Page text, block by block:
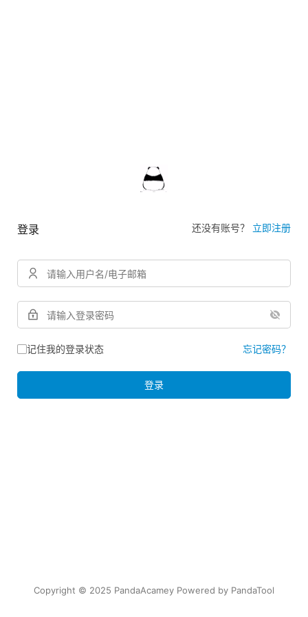
登录 还没有账号？ 立即注册
记住我的登录状态 忘记密码？
登录
Copyright © 2025 PandaAcamey Powered by PandaTool